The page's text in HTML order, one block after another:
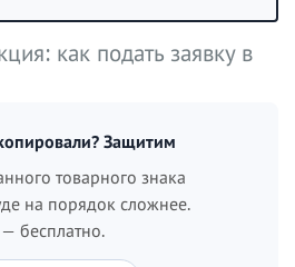
как подать заявку в
Защитим
товарного знака
на порядок сложнее.
бесплатно.